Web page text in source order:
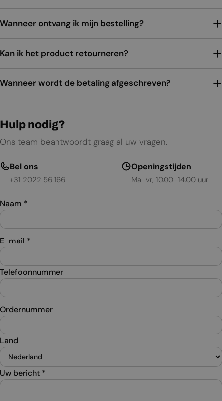
Wanneer ontvang ik mijn bestelling?
Kan ik het product retourneren?
Wanneer wordt de betaling afgeschreven?
Hulp nodig?
Ons team beantwoordt graag al uw vragen.
Bel ons
+31 2022 56 166
Openingstijden
Ma–vr, 10.00–14.00 uur
Naam *
E-mail *
Telefoonnummer
Ordernummer
Land
Uw bericht *